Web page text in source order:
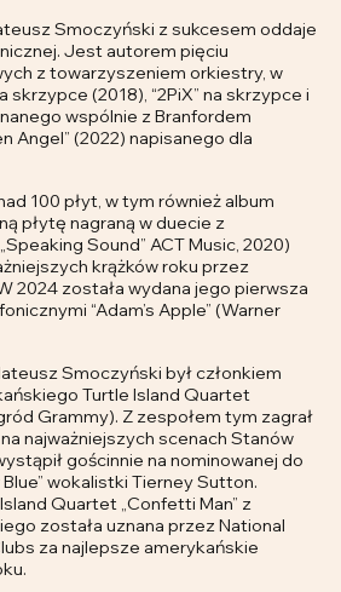
Smoczyński z sukcesem oddaje
Jest autorem pięciu
z towarzyszeniem orkiestry, w
skrzypce (2018), “2PiX” na skrzypce i
wspólnie z Branfordem
Angel” (2022) napisanego dla
100 płyt, w tym również album
płytę nagraną w duecie z
Sound” ACT Music, 2020)
krążków roku przez
2024 została wydana jego pierwsza
“Adam’s Apple” (Warner
Smoczyński był członkiem
Turtle Island Quartet
Grammy). Z zespołem tym zagrał
najważniejszych scenach Stanów
gościnnie na nominowanej do
wokalistki Tierney Sutton.
Quartet „Confetti Man” z
została uznana przez National
za najlepsze amerykańskie